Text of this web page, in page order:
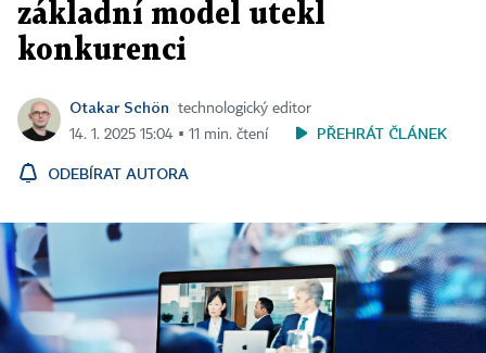
základní model utekl
konkurenci
Otakar Schön
technologický editor
14. 1. 2025 15:04 ▪ 11 min. čtení
PŘEHRÁT ČLÁNEK
ODEBÍRAT AUTORA